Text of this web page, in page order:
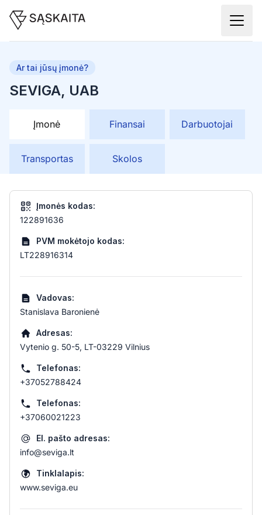
SEVIGA, UAB
Ar tai jūsų įmonė?
Įmonė Finansai Darbuotojai
Transportas Skolos
Įmonės kodas:
122891636
PVM mokėtojo kodas:
LT228916314
Vadovas:
Stanislava Baronienė
Adresas:
Vytenio g. 50-5, LT-03229 Vilnius
Telefonas:
+37052788424
Telefonas:
+37060021223
El. pašto adresas:
info@seviga.lt
Tinklalapis:
www.seviga.eu